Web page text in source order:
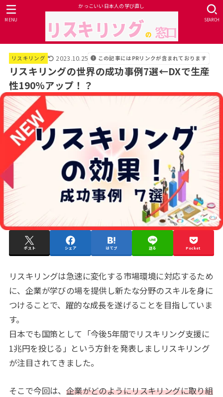
かっこいい日本人の学び直し
SEARCH
MENU
リスキリング 2023.10.25 この記事にはPRリンクが含まれております
リスキリングの世界の成功事例7選←DXで生産
性190%アップ！？
ポスト シェア はてブ 送る Pocket
リスキリングは急速に変化する市場環境に対応するため
に、企業が学びの場を提供し新たな分野のスキルを身に
つけることで、躍的な成長を遂げることを目指していま
す。
日本でも国策として「今後5年間でリスキリング支援に
1兆円を投じる」という方針を発表しましリスキリング
が注目されてきました。
そこで今回は、 企業がどのようにリスキリングに取り組